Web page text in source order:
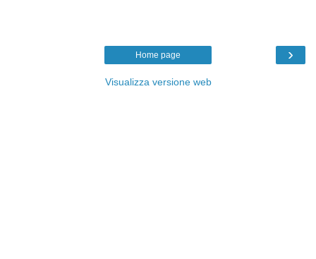
›
Home page
Visualizza versione web